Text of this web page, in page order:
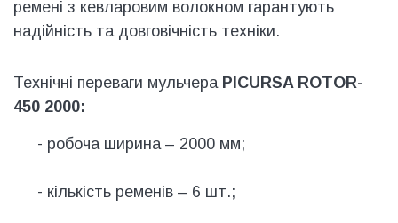
ремені з кевларовим волокном гарантують
надійність та довговічність техніки.
Технічні переваги мульчера PICURSA ROTOR-
450 2000:
- робоча ширина – 2000 мм;
- кількість ременів – 6 шт.;